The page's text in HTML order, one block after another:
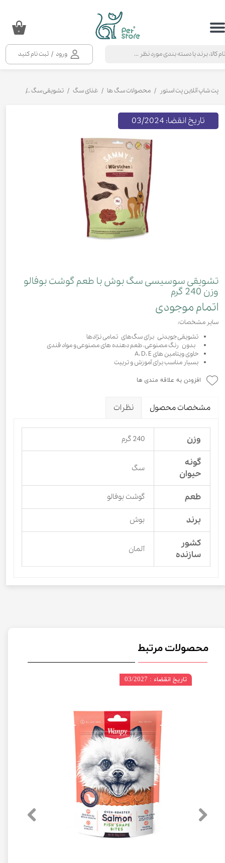
ورود / ثبت نام کنید
حساب کاربری من
خروج از حساب کاربری
۰
پت شاپ آنلاین پت استور محصولات سگ ها غذای سگ تشویقی سگ
تشویقی سوسیسی سگ بوش با طعم گوشت بوفالو
وزن 240 گرم
اتمام موجودی
سایر مشخصات:
تشویقی جویدنی برای سگ‌های تمامی نژادها
بدون رنگ مصنوعی، طعم دهنده های مصنوعی و مواد قندی
حاوی ویتامین های A، D، E
بسیار مناسب برای آموزش و تربیت
تاریخ انقضا: 03/2024
افزودن به علاقه مندی ها
مشخصات محصول نظرات
وزن 240 گرم
گونه
حیوان
سگ
طعم گوشت بوفالو
برند بوش
کشور
سازنده
آلمان
محصولات مرتبط
تاریخ انقضاء : 03/2027